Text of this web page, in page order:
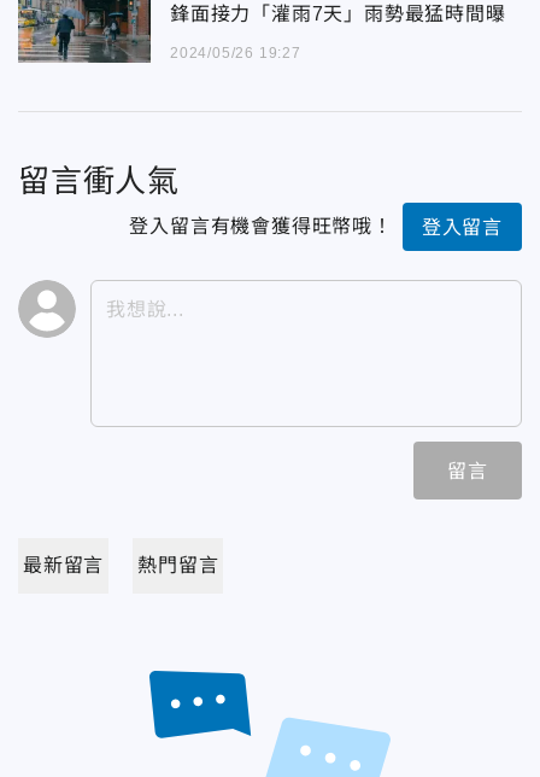
鋒面接力「灌雨7天」雨勢最猛時間曝
2024/05/26 19:27
留言衝人氣
登入留言有機會獲得旺幣哦！ 登入留言
留言
最新留言 熱門留言